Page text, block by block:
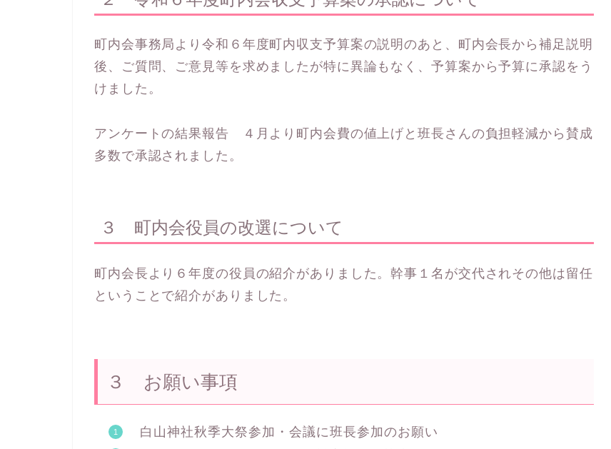
町内会事務局より令和６年度町内収支予算案の説明のあと、町内会長から補足説明
後、ご質問、ご意見等を求めましたが特に異論もなく、予算案から予算に承認をう
けました。
アンケートの結果報告 ４月より町内会費の値上げと班長さんの負担軽減から賛成
多数で承認されました。
３ 町内会役員の改選について
町内会長より６年度の役員の紹介がありました。幹事１名が交代されその他は留任
ということで紹介がありました。
３ お願い事項
白山神社秋季大祭参加・会議に班長参加のお願い